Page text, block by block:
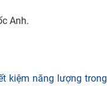
Anh.
kiệm năng lượng trong